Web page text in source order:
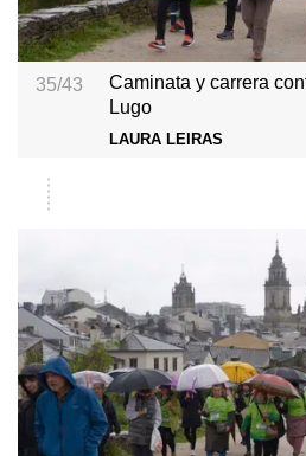
35/43
Caminata y carrera
Lugo
LAURA LEIRAS